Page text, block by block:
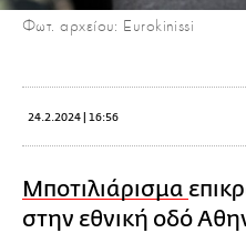
Φωτ. αρχείου: Eurokinissi
24.2.2024 | 16:56
Μποτιλιάρισμα
στην εθνική οδό